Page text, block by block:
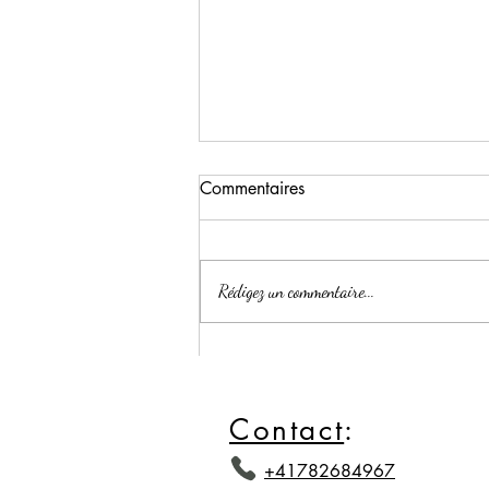
Commentaires
Rédigez un commentaire...
Contact:
+41782684967